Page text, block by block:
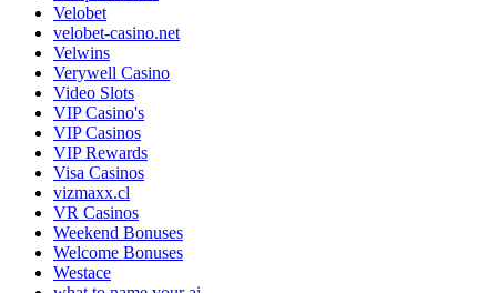
Velobet
velobet-casino.net
Velwins
Verywell Casino
Video Slots
VIP Casino's
VIP Casinos
VIP Rewards
Visa Casinos
vizmaxx.cl
VR Casinos
Weekend Bonuses
Welcome Bonuses
Westace